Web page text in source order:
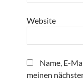
Website
Name, E-
meinen